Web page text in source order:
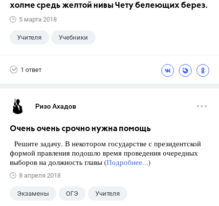
холме средь желтой нивы Чету белеющих берез.
5 марта 2018
Учителя Учебники
1 ответ
Ризо Ахадов
Очень очень срочно нужна помощь
Решите задачу. В некотором государстве с президентской
формой правления подошло время проведения очередных
выборов на должность главы (Подробнее...)
8 апреля 2018
Экзамены ОГЭ Учителя